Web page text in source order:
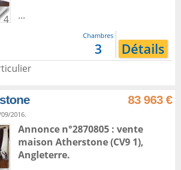
4
...
Chambres
3 Détails
83 963 €
2016.
Annonce n°2870805 : vente
maison Atherstone(CV9 1),
Angleterre.